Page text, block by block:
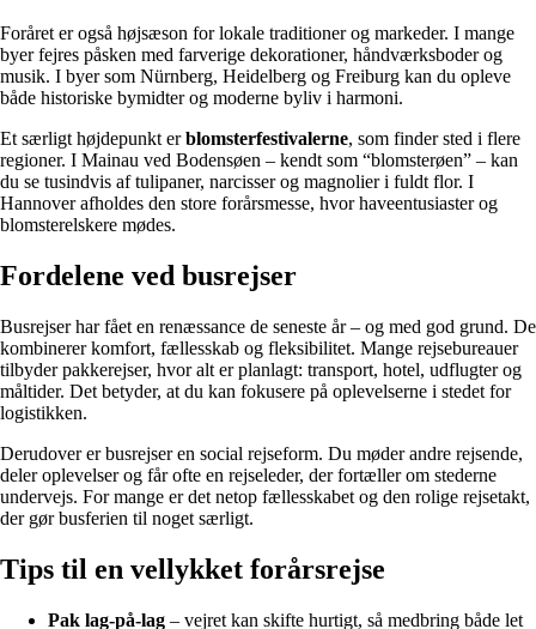
Foråret er også højsæson for lokale traditioner og markeder. I mange
byer fejres påsken med farverige dekorationer, håndværksboder og
musik. I byer som Nürnberg, Heidelberg og Freiburg kan du opleve
både historiske bymidter og moderne byliv i harmoni.
Et særligt højdepunkt erblomsterfestivalerne, som finder sted i flere
regioner. I Mainau ved Bodensøen – kendt som “blomsterøen” – kan
du se tusindvis af tulipaner, narcisser og magnolier i fuldt flor. I
Hannover afholdes den store forårsmesse, hvor haveentusiaster og
blomsterelskere mødes.
Fordelene ved busrejser
Busrejser har fået en renæssance de seneste år – og med god grund. De
kombinerer komfort, fællesskab og fleksibilitet. Mange rejsebureauer
tilbyder pakkerejser, hvor alt er planlagt: transport, hotel, udflugter og
måltider. Det betyder, at du kan fokusere på oplevelserne i stedet for
logistikken.
Derudover er busrejser en social rejseform. Du møder andre rejsende,
deler oplevelser og får ofte en rejseleder, der fortæller om stederne
undervejs. For mange er det netop fællesskabet og den rolige rejsetakt,
der gør busferien til noget særligt.
Tips til en vellykket forårsrejse
Pak lag-på-lag – vejret kan skifte hurtigt, så medbring både let